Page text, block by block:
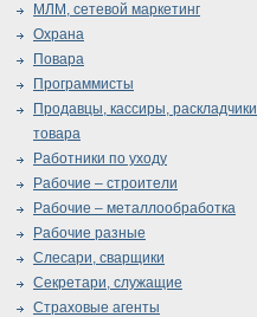
МЛМ, сетевой маркетинг
Охрана
Повара
Программисты
Продавцы, кассиры, раскладчики
товара
Работники по уходу
Рабочие – строители
Рабочие – металлообработка
Рабочие разные
Слесари, сварщики
Секретари, служащие
Страховые агенты